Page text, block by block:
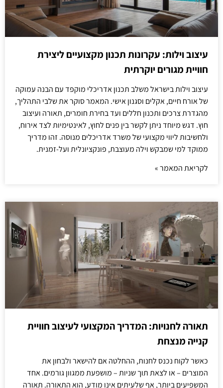
עיצוב וילות: עקרונות תכנון מקצועיים ליצירת
חוויית מגורים יוקרתית
עיצוב וילות בישראל משלב תכנון אדריכלי מוקפד עם הבנה עמוקה
של אורח חיים, אקלים וסגנון אישי. המאמר סוקר את שלבי התהליך,
מהגדרת צרכים ותכנון חללים ועד בחירת חומרים, תאורה ועיצוב
חוץ. דגש מיוחד ניתן לקשר בין פנים לחוץ, לאינטימיות לצד אירוח,
ולחשיבות ליווי מקצועי של משרד אדריכלים מנוסה. זהו מדריך
ממוקד למי שמבקש וילה מעוצבת, פונקציונלית ועל-זמנית.
לקריאת המאמר »
תאורה לחנויות: המדריך המקצועי לעיצוב חוויית
קנייה מנצחת
כאשר לקוח נכנס לחנות, ההחלטה אם להישאר ולבחון את
המוצרים – או לצאת תוך שניות – מושפעת ממגוון גורמים. אחד
המשפיעים ביותר, אף שלעיתים אינו מודע, הוא התאורה. תאורה